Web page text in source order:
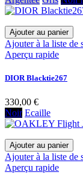
Ajouter au panier
Ajouter à la liste de
Aperçu rapide
DIOR Blacktie267
330,00 €
Noir Ecaille
Ajouter au panier
Ajouter à la liste de
Aperçu rapide